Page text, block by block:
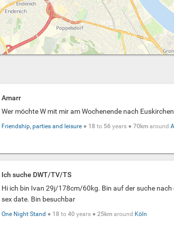
Amarr
Wer möchte W mit mir am Wochenende nach
Friendship, parties and leisure ● 18 to 56 years ●70km around
Ich suche DWT/TV/TS
Hi ich bin Ivan 29j/178cm/60kg. Bin auf der suche nach
sex date. Bin besuchbar
One Night Stand ● 18 to40 years ●25km around Köln